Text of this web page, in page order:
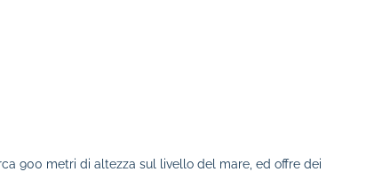
900 metri di altezza sul livello del mare, ed offre dei